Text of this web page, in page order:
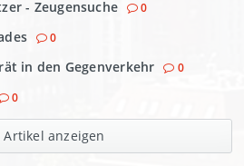
- Zeugensuche 0
0
in den Gegenverkehr 0
0
Artikel anzeigen